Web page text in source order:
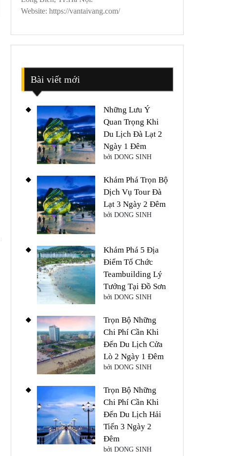
Website: https://vantaivang.com/
Bài viết mới
Những Lưu Ý
Quan Trọng Khi
Du Lịch Đà Lạt 2
Ngày 1 Đêm
bởi DONG SINH
Khám Phá Trọn Bộ
Dịch Vụ Tour Đà
Lạt 3 Ngày 2 Đêm
bởi DONG SINH
Khám Phá 5 Địa
Điểm Tổ Chức
Teambuilding Lý
Tưởng Tại Đồ Sơn
bởi DONG SINH
Trọn Bộ Những
Chi Phí Cần Khi
Đến Du Lịch Cửa
Lò 2 Ngày 1 Đêm
bởi DONG SINH
Trọn Bộ Những
Chi Phí Cần Khi
Đến Du Lịch Hải
Tiến 3 Ngày 2
Đêm
bởi DONG SINH